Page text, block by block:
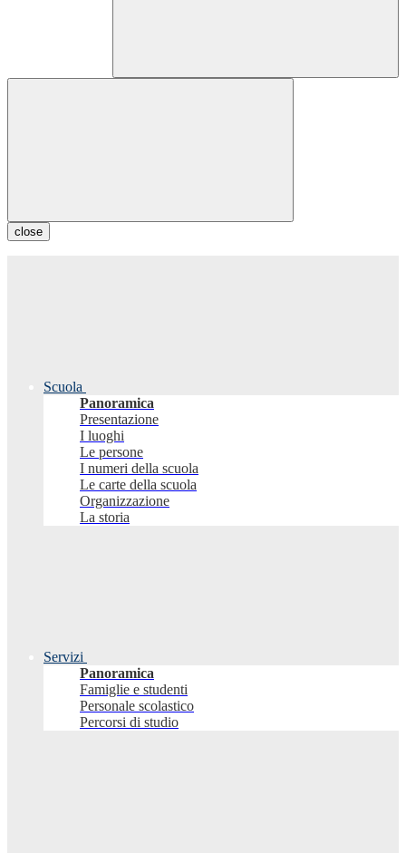
close
Scuola
Panoramica
Presentazione
I luoghi
Le persone
I numeri della scuola
Le carte della scuola
Organizzazione
La storia
Servizi
Panoramica
Famiglie e studenti
Personale scolastico
Percorsi di studio